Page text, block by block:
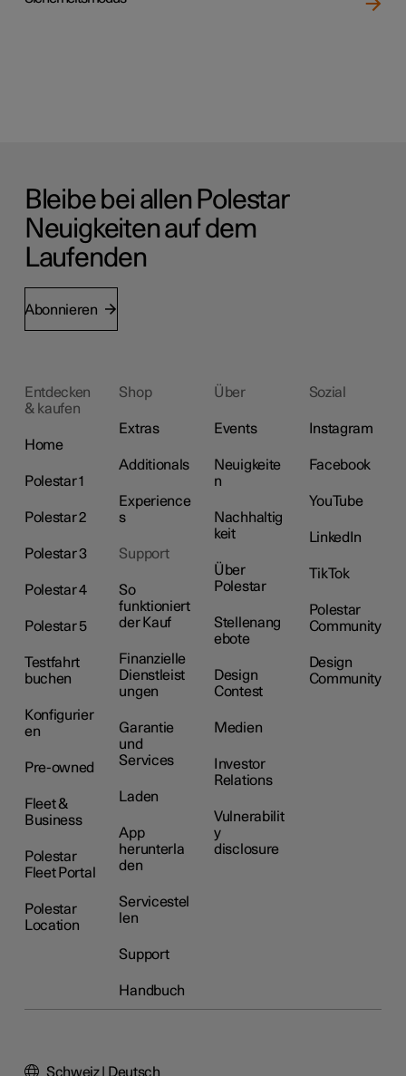
Bleibe bei allen Polestar
Neuigkeiten auf dem
Laufenden
Abonnieren
Entdecken
& kaufen
Home
Polestar 1
Polestar 2
Polestar 3
Polestar 4
Polestar 5
Testfahrt
buchen
Konfigurier
en
Pre-owned
Fleet &
Business
Polestar
Fleet Portal
Polestar
Location
Shop
Extras
Additionals
Experience
s
Support
So
funktioniert
der Kauf
Finanzielle
Dienstleist
ungen
Garantie
und
Services
Laden
App
herunterla
den
Servicestel
len
Support
Handbuch
Über
Events
Neuigkeite
n
Nachhaltig
keit
Über
Polestar
Stellenang
ebote
Design
Contest
Medien
Investor
Relations
Vulnerabilit
y
disclosure
Sozial
Instagram
Facebook
YouTube
LinkedIn
TikTok
Polestar
Community
Design
Community
Schweiz | Deutsch